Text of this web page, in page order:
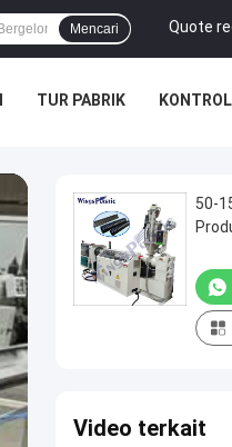
Quote
Mencari
TUR PABRIK
50-
Video terkait